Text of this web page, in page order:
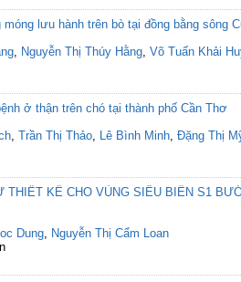
lưu hành trên bò tại đồng bằng sông
, Nguyễn Thị Thúy Hằng, Võ Tuấn Khải
ở thận trên chó tại thành phố Cần Thơ
, Trần Thị Thảo, Lê Bình Minh, Đặng Thị
THIẾT KẾ CHO VÙNG SIÊU BIẾN S1
Dung, Nguyễn Thị Cẩm Loan